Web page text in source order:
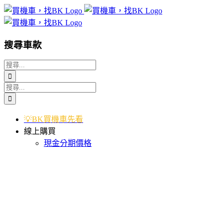
Skip
to
content
搜尋車款
搜
索
結
果：
搜
索
💡BK買機車先看
線上購買
現金分期價格